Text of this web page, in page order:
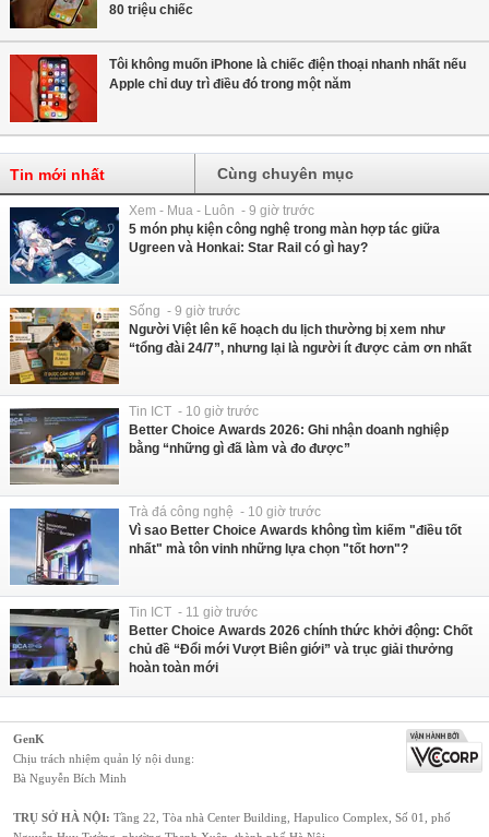
80 triệu chiếc
Tôi không muốn iPhone là chiếc điện thoại nhanh nhất nếu
Apple chỉ duy trì điều đó trong một năm
Tin mới nhất Cùng chuyên mục
Xem - Mua - Luôn - 9 giờ trước
5 món phụ kiện công nghệ trong màn hợp tác giữa
Ugreen và Honkai: Star Rail có gì hay?
Sống - 9 giờ trước
Người Việt lên kế hoạch du lịch thường bị xem như
“tổng đài 24/7”, nhưng lại là người ít được cảm ơn nhất
Tin ICT - 10 giờ trước
Better Choice Awards 2026: Ghi nhận doanh nghiệp
bằng “những gì đã làm và đo được”
Trà đá công nghệ - 10 giờ trước
Vì sao Better Choice Awards không tìm kiếm "điều tốt
nhất" mà tôn vinh những lựa chọn "tốt hơn"?
Tin ICT - 11 giờ trước
Better Choice Awards 2026 chính thức khởi động: Chốt
chủ đề “Đổi mới Vượt Biên giới” và trục giải thưởng
hoàn toàn mới
GenK
Chịu trách nhiệm quản lý nội dung:
Bà Nguyễn Bích Minh
TRỤ SỞ HÀ NỘI: Tầng 22, Tòa nhà Center Building, Hapulico Complex, Số 01, phố